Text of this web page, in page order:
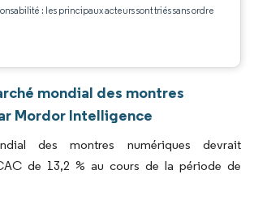
: les principaux acteurs sont triés sans ordre
mondial des montres
Mordor Intelligence
des montres numériques devrait
de 13,2 % au cours de la période de